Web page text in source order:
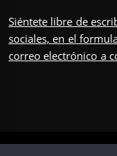
Siéntete libre de
sociales, en el
correo electrónico a